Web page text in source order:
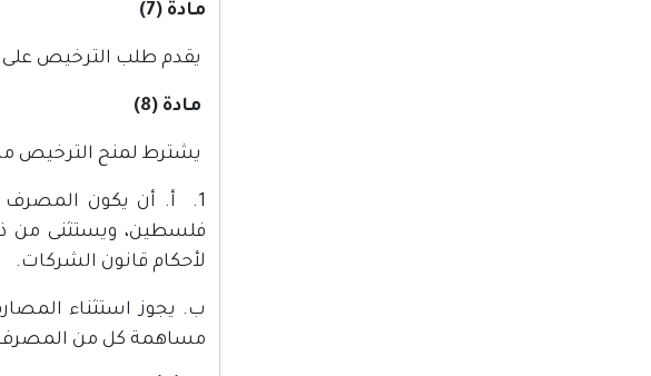
مادة (7)
يقدم طلب الترخيص على
مادة (8)
يشترط لمنح الترخيص
1. أ. أن يكون
فلسطين، ويستثنى من
لأحكام قانون الشركات.
ب. يجوز استثناء
مساهمة كل من المصرف